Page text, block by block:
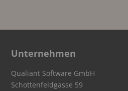
Unternehmen
Qualiant Software GmbH
Schottenfeldgasse 59